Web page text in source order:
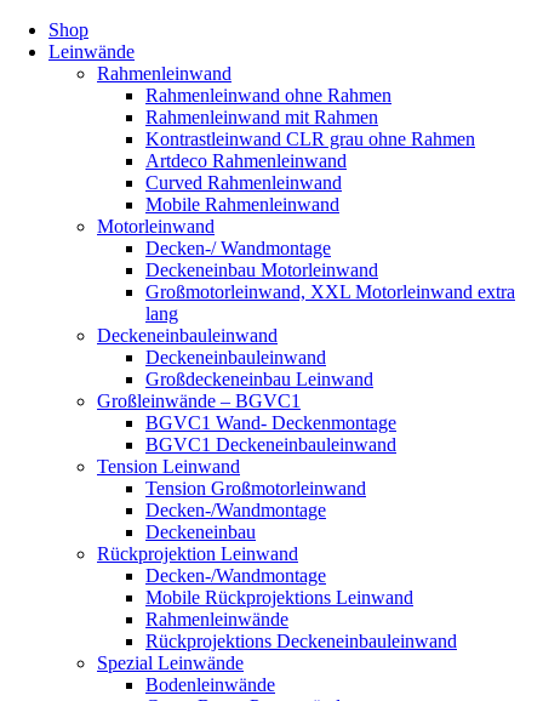
Shop
Leinwände
Rahmenleinwand
Rahmenleinwand ohne Rahmen
Rahmenleinwand mit Rahmen
Kontrastleinwand CLR grau ohne Rahmen
Artdeco Rahmenleinwand
Curved Rahmenleinwand
Mobile Rahmenleinwand
Motorleinwand
Decken-/ Wandmontage
Deckeneinbau Motorleinwand
Großmotorleinwand, XXL Motorleinwand extra
lang
Deckeneinbauleinwand
Deckeneinbauleinwand
Großdeckeneinbau Leinwand
Großleinwände – BGVC1
BGVC1 Wand- Deckenmontage
BGVC1 Deckeneinbauleinwand
Tension Leinwand
Tension Großmotorleinwand
Decken-/Wandmontage
Deckeneinbau
Rückprojektion Leinwand
Decken-/Wandmontage
Mobile Rückprojektions Leinwand
Rahmenleinwände
Rückprojektions Deckeneinbauleinwand
Spezial Leinwände
Bodenleinwände